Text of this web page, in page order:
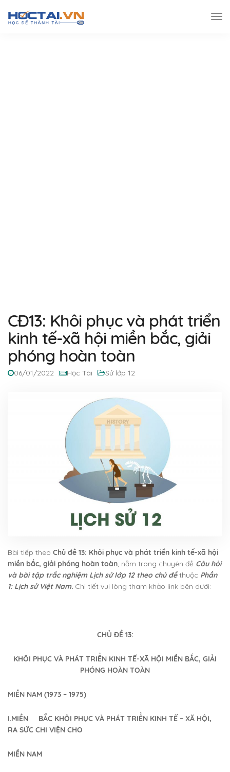
CĐ13: Khôi phục và phát triển
kinh tế-xã hội miền bắc, giải
phóng hoàn toàn
06/01/2022 Học Tài Sử lớp 12
Bài tiếp theo Chủ đề 13: Khôi phục và phát triển kinh tế-xã hội
miền bắc, giải phóng hoàn toàn, nằm trong chuyên đề Câu hỏi
và bài tập trắc nghiệm Lịch sử lớp 12 theo chủ đềthuộc Phần
1: Lịch sử Việt Nam. Chi tiết vui lòng tham khảo link bên dưới:
CHỦ ĐỀ 13:
KHÔI PHỤC VÀ PHÁT TRIỂN KINH TẾ-XÃ HỘI MIỀN BẮC, GIẢI
PHÓNG HOÀN TOÀN
MIỀN NAM (1973 – 1975)
I.MIỀN BẮC KHÔI PHỤC VÀ PHÁT TRIỂN KINH TẾ – XÃ HỘI,
RA SỨC CHI VIỆN CHO
MIỀN NAM